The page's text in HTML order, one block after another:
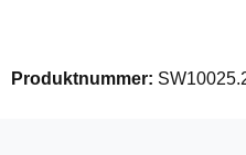
Produktnummer: